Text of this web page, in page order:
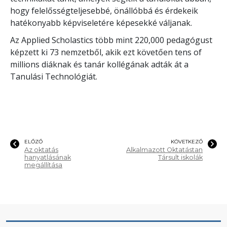
hogy felelősségteljesebbé, önállóbbá és érdekeik
hatékonyabb képviseletére képesekké váljanak.
Az Applied Scholastics több mint 220,000 pedagógust
képzett ki 73 nemzetből, akik ezt követően tens of
millions diáknak és tanár kollégának adták át a
Tanulási Technológiát.
ELŐZŐ
Az oktatás
hanyatlásának
megállítása
KÖVETKEZŐ
Alkalmazott Oktatástan
Társult iskolák